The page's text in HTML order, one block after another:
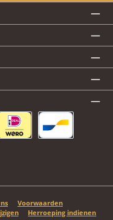
Voorwaarden
Herroeping indienen